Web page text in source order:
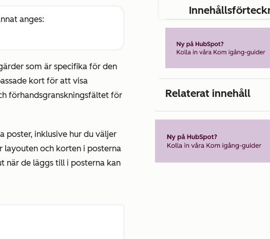
anges:
som är specifika för den
kort för att visa
förhandsgranskningsfältet för
poster, inklusive hur du väljer
layouten och korten i posterna
när de läggs till i posterna kan
Relaterat innehåll